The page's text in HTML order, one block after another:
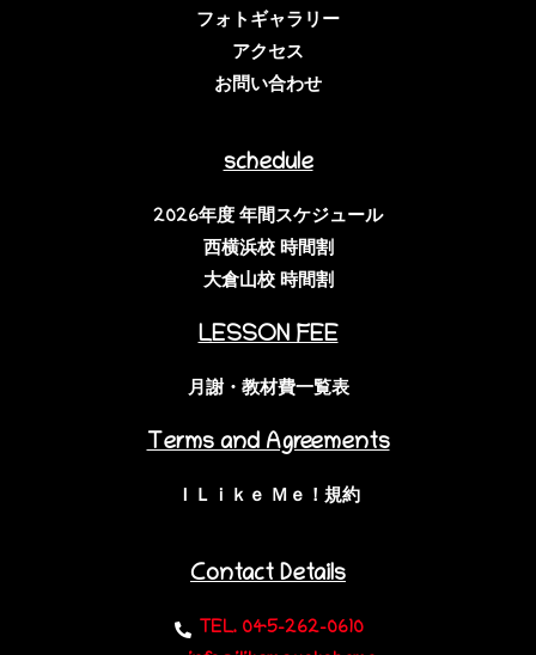
Contact Details
TEL. 045-262-0610
schedule
2026年度 年間スケジュール
西横浜校 時間割
大倉山校 時間割
LESSON FEE
月謝・教材費一覧表
Terms and Agreements
ＩＬｉｋｅ Ｍｅ！規約
フォトギャラリー
アクセス
お問い合わせ